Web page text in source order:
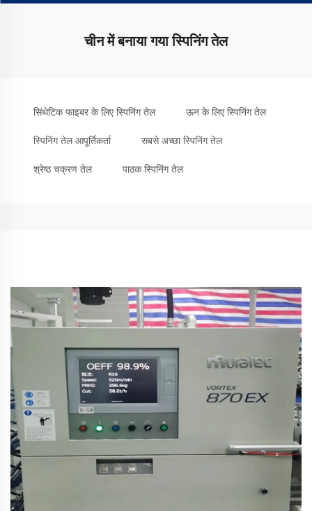
चीन में बनाया गया स्पिनिंग तेल
सिंथेटिक फाइबर के लिए स्पिनिंग तेल ऊन के लिए स्पिनिंग तेल
स्पिनिंग तेल आपूर्तिकर्ता सबसे अच्छा स्पिनिंग तेल
श्रेष्ठ चक्रण तेल पाठक स्पिनिंग तेल